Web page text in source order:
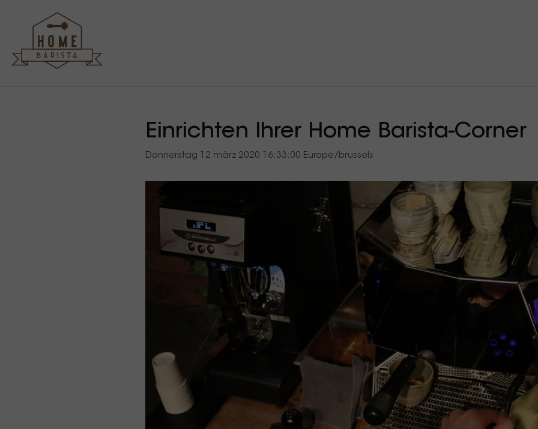
Einrichten Ihrer Home Barista-Corner
Donnerstag 12 märz 2020 16:33:00 Europe/brussels